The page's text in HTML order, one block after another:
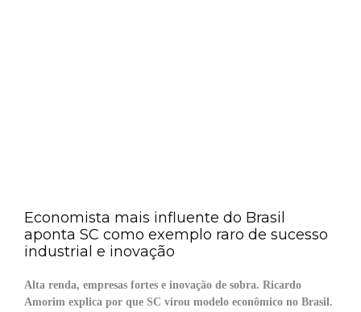
Economista mais influente do Brasil
aponta SC como exemplo raro de sucesso
industrial e inovação
Alta renda, empresas fortes e inovação de sobra. Ricardo
Amorim explica por que SC virou modelo econômico no Brasil.